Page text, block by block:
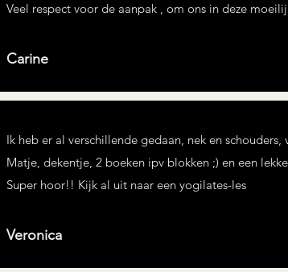
Veel respect voor de aanpak , om ons in deze
Carine
Ik heb er al verschillende gedaan, nek en
Matje, dekentje, 2 boeken ipv blokken ;) en een
Super hoor!! Kijk al uit naar een yogilates-les
Veronica